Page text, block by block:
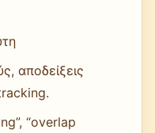
αποδείξεις
“overlap